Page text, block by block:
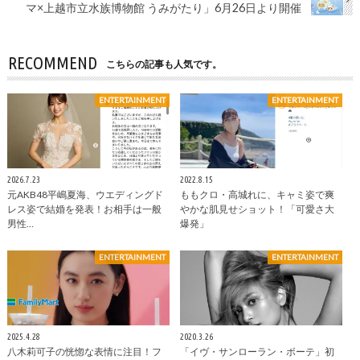
マ×上越市立水族博物館 うみがたり」6月26日より開催
RECOMMEND こちらの記事も人気です。
ENTERTAINMENT
2026.7.23
元AKB48平嶋夏海、ウエディングド
レス姿で結婚を発表！お相手は一般
男性…
ENTERTAINMENT
2022.8.15
ももクロ・高城れに、キャミ姿で爽
やかな肌見せショット！「可愛さ大
爆発」
ENTERTAINMENT
2025.4.28
八木莉可子の恍惚な表情に注目！フ
ENTERTAINMENT
2020.3.26
「イヴ・サンローラン・ボーテ」初